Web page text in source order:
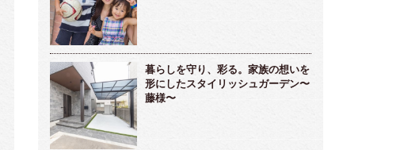
暮らしを守り、彩る。家族の想いを
形にしたスタイリッシュガーデン〜
藤様〜